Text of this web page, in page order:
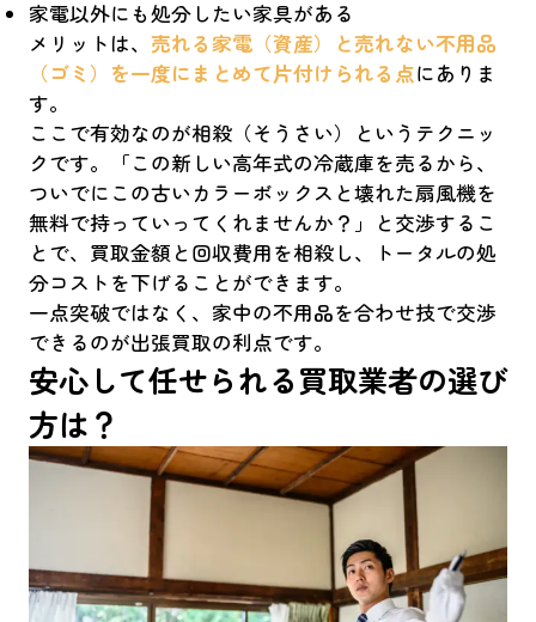
家電以外にも処分したい家具がある
メリットは、 売れる家電（資産）と売れない不用品
（ゴミ）を一度にまとめて片付けられる点にありま
す。
ここで有効なのが相殺（そうさい）というテクニッ
クです。「この新しい高年式の冷蔵庫を売るから、
ついでにこの古いカラーボックスと壊れた扇風機を
無料で持っていってくれませんか？」と交渉するこ
とで、買取金額と回収費用を相殺し、トータルの処
分コストを下げることができます。
一点突破ではなく、家中の不用品を合わせ技で交渉
できるのが出張買取の利点です。
安心して任せられる買取業者の選び
方は？